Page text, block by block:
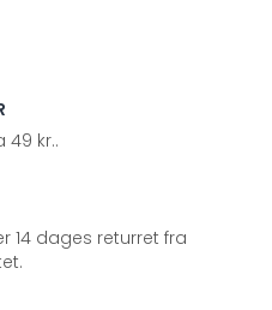
49 kr..
14 dages returret fra